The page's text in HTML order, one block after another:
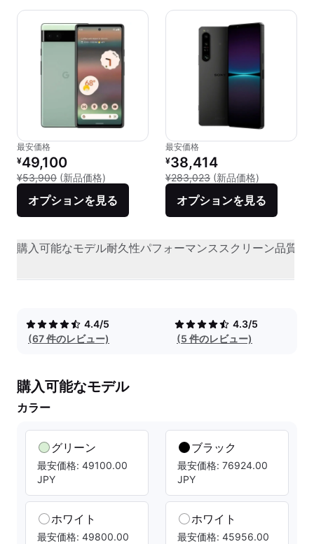
最安価格
リファービッシュ品の価格：
¥49,100
¥53,900 (新品価格) 新品との比較：¥53,900
オプションを見る
最安価格
リファービッシュ品の価格：
¥38,414
¥283,023 (新品価格)
オプションを見る
購入可能なモデル耐久性パフォーマンススクリーン品質
4.4/5
(67 件のレビュー)
4.3/5
(5 件のレビュー)
購入可能なモデル
カラー
グリーン
最安価格: 49100.00
JPY
ホワイト
最安価格: 49800.00
ブラック
最安価格: 76924.00
JPY
ホワイト
最安価格: 45956.00